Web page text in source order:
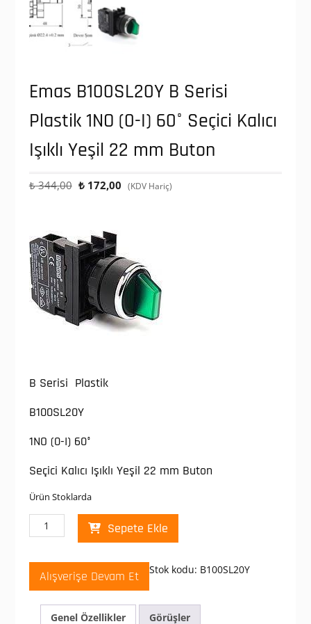
Emas B100SL20Y B Serisi
Plastik 1NO (0-I) 60° Seçici Kalıcı
Işıklı Yeşil 22 mm Buton
₺344,00 Orijinal
₺172,00 Şu
(KDV Hariç)
B Serisi Plastik
B100SL20Y
1NO (0-I) 60°
Seçici Kalıcı Işıklı Yeşil 22 mm Buton
Ürün Stoklarda
Emas
B100SL20Y
Serisi
Plastik
1NO
Sepete Ekle
Alışverişe Devam Et Stok kodu: B100SL20Y
Genel Özellikler
Görüşler